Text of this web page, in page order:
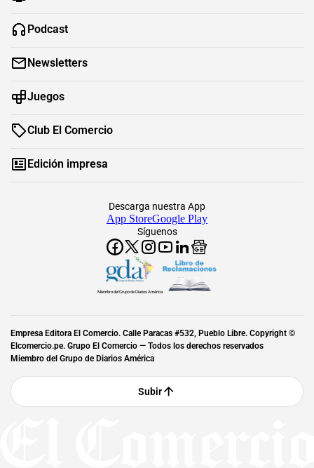
Podcast
Newsletters
Juegos
Club El Comercio
Edición impresa
Síguenos
Descarga nuestra App
App StoreGoogle Play
Miembro del Grupo de Diarios América
Empresa Editora El Comercio. Calle Paracas #532, Pueblo Libre. Copyright ©
Elcomercio.pe. Grupo El Comercio — Todos los derechos reservados
Miembro del Grupo de Diarios América
Subir